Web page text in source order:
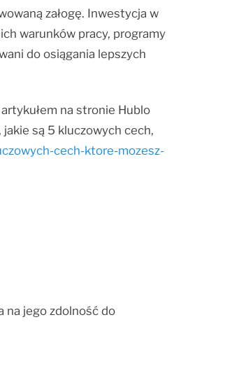
załogę. Inwestycja w
warunków pracy, programy
do osiągania lepszych
na stronie Hublo
są 5 kluczowych cech,
cech-ktore-mozesz-
na jego zdolność do